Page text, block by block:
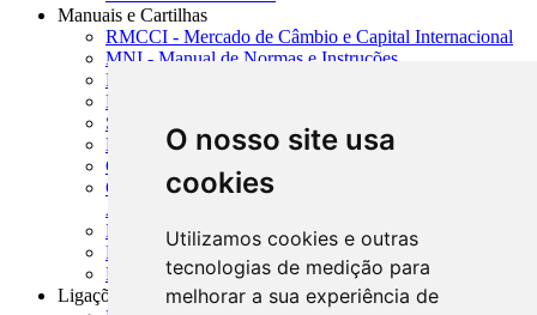
O nosso site usa
cookies
Utilizamos cookies e outras
tecnologias de medição para
melhorar a sua experiência de
Manuais e Cartilhas
RMCCI - Mercado de Câmbio e Capital Internacional
MNI - Manual de Normas e Instruções
MTVM - Manual de Títulos e Valores Mobiliários
MCR - Manual de Crédito Rural
SISORF - Manual de Organização do SFN
MASUP - Manual de Supervisão Bancária
CADOC - Catálogo de Documentos
CNAE-CONCLA - Classificação Nacional de
Atividades Econômicas
PMF - Cartilhas do BCB
Manuais Auxiliares do BCB e Cosif-e
Resenhas Diárias Governamentais
Ligações Externas